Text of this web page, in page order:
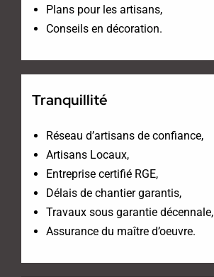
Plans pour les artisans,
Conseils en décoration.
Tranquillité
Réseau d’artisans de confiance,
Artisans Locaux,
Entreprise certifié RGE,
Délais de chantier garantis,
Travaux sous garantie décennale,
Assurance du maître d’oeuvre.